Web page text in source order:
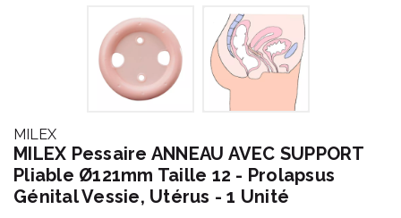
MILEX
MILEX Pessaire ANNEAU AVEC SUPPORT
Pliable Ø121mm Taille 12 - Prolapsus
Génital Vessie, Utérus - 1 Unité